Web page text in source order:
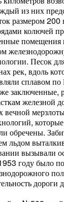
из них
размером
колючей
помещения
Песок
рек, вдоль
сплавом
железной
вечной
обречены.
льдом
вызывали
году было